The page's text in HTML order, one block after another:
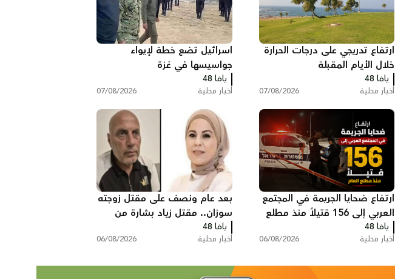
ارتفاع تدريجي على درجات الحرارة
خلال الأيام المقبلة
يافا 48
أخبار محلية 07/08/2026
اسرائيل تضع خطة لإيواء
جواسيسها في غزة
يافا 48
أخبار محلية 07/08/2026
ارتفاع ضحايا الجريمة في المجتمع
العربي إلى 156 قتيلاً منذ مطلع
العام
يافا 48
أخبار محلية 06/08/2026
بعد عام ونصف على مقتل زوجته
سوزان.. مقتل زياد بشارة من
الطيرة في الطيبة
يافا 48
أخبار محلية 06/08/2026